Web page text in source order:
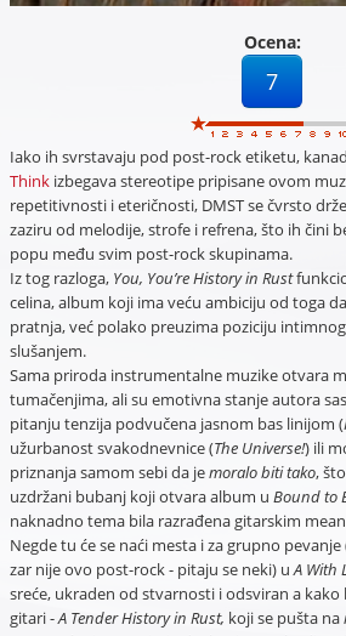
Ocena:
7
Iako ih svrstavaju pod post-rock etiketu,
Thinkizbegava stereotipe pripisane ovom
repetitivnosti i eteričnosti, DMST se čvrsto
zaziru od melodije, strofe i refrena, što ih čini
popu među svim post-rock skupinama.
Iz tog razloga, You, You’re History in Rust
celina, album koji ima veću ambiciju od toga
pratnja, već polako preuzima poziciju
slušanjem.
Sama priroda instrumentalne muzike otvara
tumačenjima, ali su emotivna stanje autora
pitanju tenzija podvučena jasnom bas linijom (
užurbanost svakodnevnice (The Universe!) ili
priznanja samom sebi da jemoralo biti tako,
uzdržani bubanj koji otvara album u Bound to
naknadno tema bila razrađena gitarskim
Negde tu će se naći mesta i za grupno
zar nije ovo post-rock - pitaju se neki) uA With
sreće, ukraden od stvarnosti i odsviran a
gitari -A Tender History in Rust, koji se pušta na